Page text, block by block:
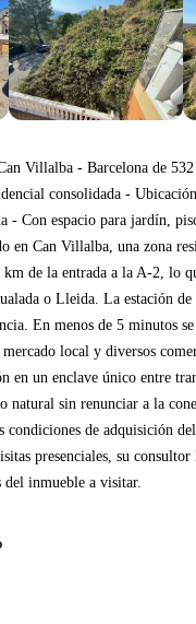
Villalba - Barcelona de
consolidada -
- Con espacio para jardín,
Can Villalba, una zona
de la entrada a la A-2, lo
o Lleida. La estación
En menos de 5 minutos
local y diversos
en un enclave único entre
natural sin renunciar a la
de adquisición
presenciales, su
del inmueble a visitar.